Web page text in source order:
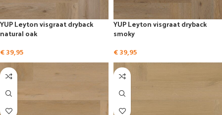
YUP Leyton visgraat dryback
natural oak
€39,95
YUP Leyton visgraat dryback
smoky
€39,95